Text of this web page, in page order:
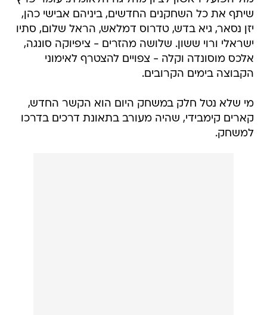
שיתף את כל השחקנים החדשים, ביניהם אבישי כהן,
יזן נסאר, גיא בדש, טדרוס דמלאש, הראל שלום, סתיו
ישראלי ורוי ששון. שלושה מהזרים - ציפיוקה סונגה,
אלכס מוסונדה וקלה - צפויים להצטרף לאימוני
הקבוצה בימים הקרובים.
מי שלא נטל חלק במשחק היום הוא הקשר החדש,
קארים קימבידי, שהיה מעורב בתאונת דרכים בדרכו
למשחק.